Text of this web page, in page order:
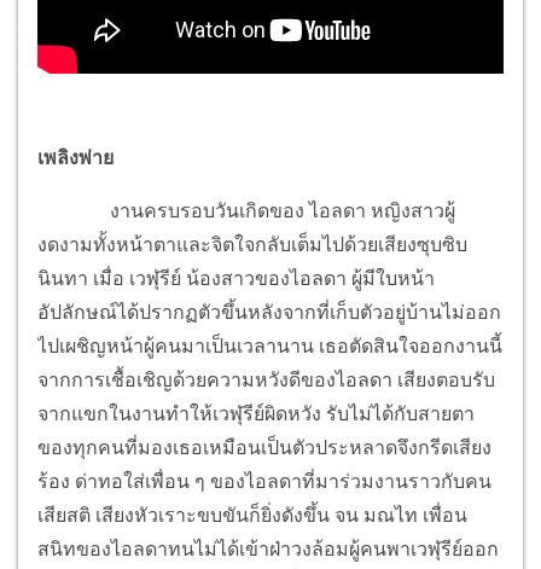
เพลิงพ่าย
งานครบรอบวันเกิดของ ไอลดา หญิงสาวผู้
งดงามทั้งหน้าตาและจิตใจกลับเต็มไปด้วยเสียงซุบซิบ
นินทา เมื่อ เวฬุรีย์ น้องสาวของไอลดา ผู้มีใบหน้า
อัปลักษณ์ได้ปรากฏตัวขึ้นหลังจากที่เก็บตัวอยู่บ้านไม่ออก
ไปเผชิญหน้าผู้คนมาเป็นเวลานาน เธอตัดสินใจออกงานนี้
จากการเชื้อเชิญด้วยความหวังดีของไอลดา เสียงตอบรับ
จากแขกในงานทำให้เวฬุรีย์ผิดหวัง รับไม่ได้กับสายตา
ของทุกคนที่มองเธอเหมือนเป็นตัวประหลาดจึงกรีดเสียง
ร้อง ด่าทอใส่เพื่อน ๆ ของไอลดาที่มาร่วมงานราวกับคน
เสียสติ เสียงหัวเราะขบขันก็ยิ่งดังขึ้น จน มณไท เพื่อน
สนิทของไอลดาทนไม่ได้เข้าฝ่าวงล้อมผู้คนพาเวฬุรีย์ออก